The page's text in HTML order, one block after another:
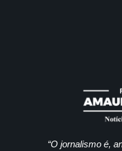
“O jornalismo é,